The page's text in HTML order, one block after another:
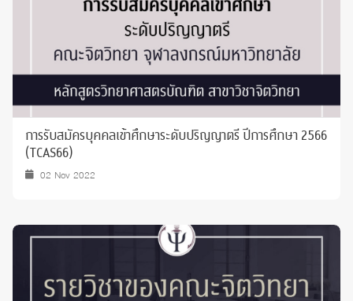
การรับสมัครบุคคลเข้าศึกษาระดับปริญญาตรี ปีการศึกษา 2566
(TCAS66)
02 Nov 2022